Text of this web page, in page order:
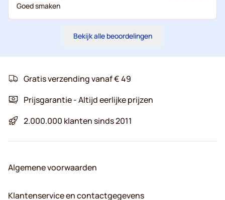
Goed smaken
Bekijk alle beoordelingen
Gratis verzending vanaf € 49
Prijsgarantie - Altijd eerlijke prijzen
2.000.000 klanten sinds 2011
Algemene voorwaarden
Klantenservice en contactgegevens